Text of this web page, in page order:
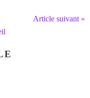
Article suivant »